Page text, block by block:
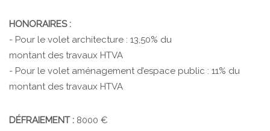
HONORAIRES :
- Pour le volet architecture : 13,50% du
montant des travaux HTVA
- Pour le volet aménagement d’espace public : 11% du
montant des travaux HTVA
DÉFRAIEMENT : 8000 €